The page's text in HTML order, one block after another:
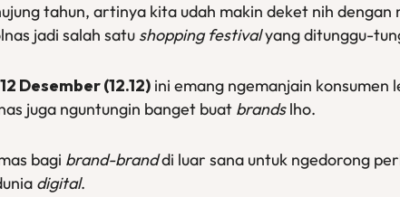
tahun, artinya kita udah makin deket nih dengan
jadi salah satu shopping festivalyang ditunggu-
12 Desember (12.12) ini emang ngemanjain
juga nguntungin banget buat brandslho.
bagi brand-branddi luar sana untuk ngedorong
digital.